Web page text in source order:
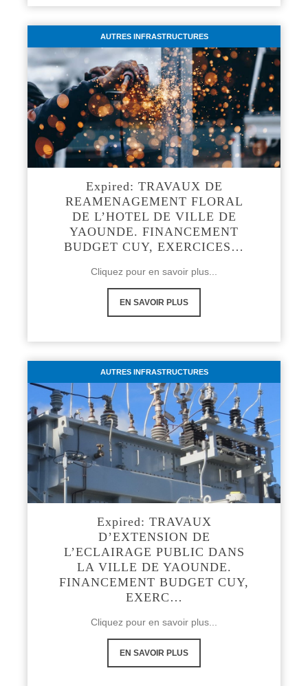
AUTRES INFRASTRUCTURES
Expired: TRAVAUX DE
REAMENAGEMENT FLORAL
DE L’HOTEL DE VILLE DE
YAOUNDE. FINANCEMENT
BUDGET CUY, EXERCICES…
Cliquez pour en savoir plus...
EN SAVOIR PLUS
AUTRES INFRASTRUCTURES
Expired: TRAVAUX
D’EXTENSION DE
L’ECLAIRAGE PUBLIC DANS
LA VILLE DE YAOUNDE.
FINANCEMENT BUDGET CUY,
EXERC…
Cliquez pour en savoir plus...
EN SAVOIR PLUS